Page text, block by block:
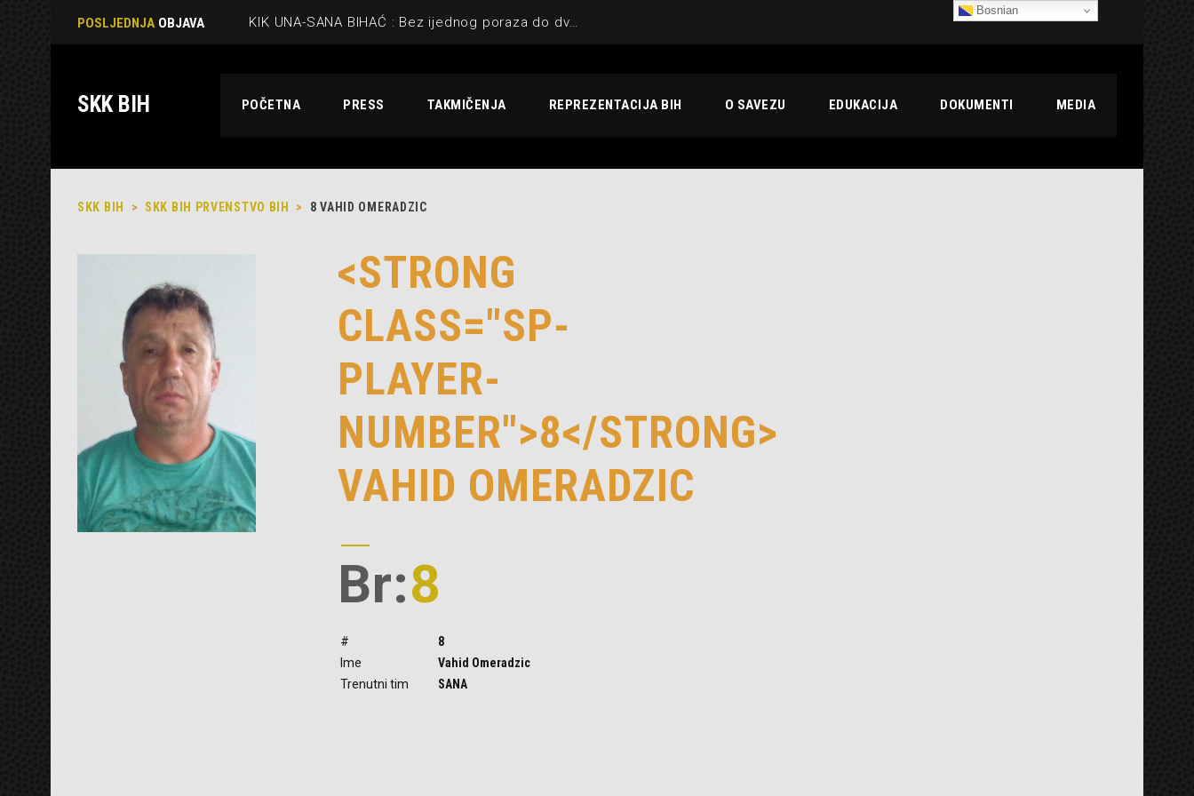
POSLJEDNJA OBJAVA KIK UNA-SANA BIHAĆ : Bez ijednog poraza do dvostruke krune
SKK BIH POČETNA PRESS TAKMIČENJA REPREZENTACIJA BIH O SAVEZU EDUKACIJA DOKUMENTI MEDIA
SKK BIH > SKK BIH PRVENSTVO BIH > 8 VAHID OMERADZIC
<STRONG
CLASS="SP-
PLAYER-
NUMBER">8</STRONG>
VAHID OMERADZIC
Br:8
#
8
Ime
Vahid Omeradzic
Trenutni tim
SANA
Bosnian